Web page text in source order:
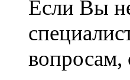
Если Вы